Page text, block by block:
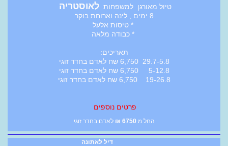
טיול מאורגן למשפחות לאוסטריה
8 ימים , לינה וארוחת בוקר
* טיסות אלעל
* כבודה מלאה
תאריכים:
29.7-5.8 6,750 שח לאדם בחדר זוגי
5-12.8 6,750 שח לאדם בחדר זוגי
19-26.8 6,750 שח לאדם בחדר זוגי
פרטים נוספים
החל מ 6750
₪ לאדם בחדר זוגי
דיל לאתונה